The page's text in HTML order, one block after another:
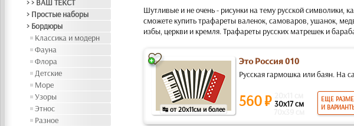
> > ВАШ ТЕКСТ
> Простые наборы
> Бордюры
Классика и модерн
Фауна
Флора
Детские
Море
Узоры
Этнос
Разное
Шутливые и не очень - рисунки на тему русской символики,
сможете купить трафареты валенок, самоваров, ушанок,
избы, церкви и кремля. Трафареты русских матрешек и
↹ от 20x11см и более
Это Россия 010
Русская гармошка или баян. На
560 ₽ 30x17 см
ЕЩЕ
И